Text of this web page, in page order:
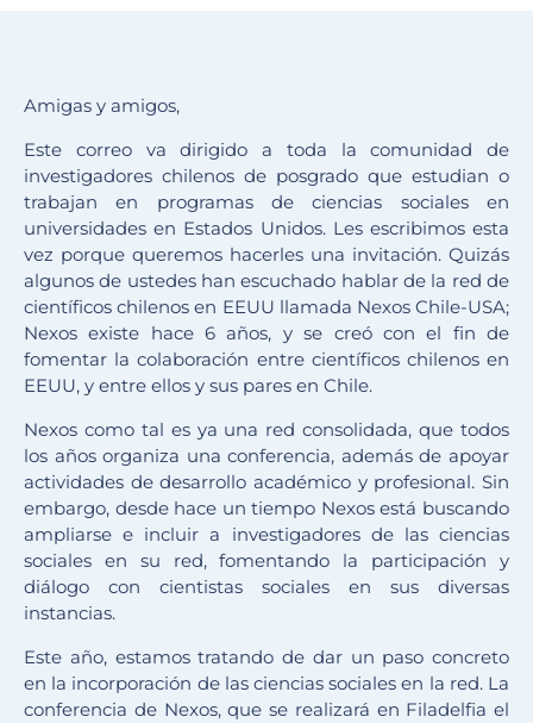
Amigas y amigos,
Este correo va dirigido a toda la comunidad de
investigadores chilenos de posgrado que estudian o
trabajan en programas de ciencias sociales en
universidades en Estados Unidos. Les escribimos esta
vez porque queremos hacerles una invitación. Quizás
algunos de ustedes han escuchado hablar de la red de
científicos chilenos en EEUU llamada Nexos Chile-USA;
Nexos existe hace 6 años, y se creó con el fin de
fomentar la colaboración entre científicos chilenos en
EEUU, y entre ellos y sus pares en Chile.
Nexos como tal es ya una red consolidada, que todos
los años organiza una conferencia, además de apoyar
actividades de desarrollo académico y profesional. Sin
embargo, desde hace un tiempo Nexos está buscando
ampliarse e incluir a investigadores de las ciencias
sociales en su red, fomentando la participación y
diálogo con cientistas sociales en sus diversas
instancias.
Este año, estamos tratando de dar un paso concreto
en la incorporación de las ciencias sociales en la red. La
conferencia de Nexos, que se realizará en Filadelfia el